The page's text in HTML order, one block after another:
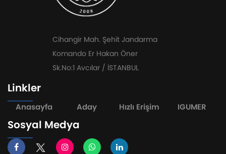
Cihangir Mah. Şehit Jandarma
Komando Er Hakan Öner
Sk.No:1 Avcılar / İSTANBUL
Linkler
Anasayfa Aday Hızlı Erişim IGUMER
Sosyal Medya